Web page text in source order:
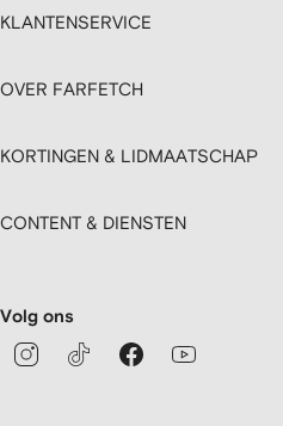
KLANTENSERVICE
OVER FARFETCH
KORTINGEN & LIDMAATSCHAP
CONTENT & DIENSTEN
Volg ons